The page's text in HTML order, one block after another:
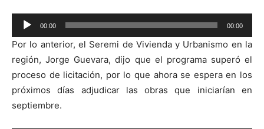
Reproductor
de
audio
00:00 00:00
Por lo anterior, el Seremi de Vivienda y Urbanismo en la
región, Jorge Guevara, dijo que el programa superó el
proceso de licitación, por lo que ahora se espera en los
próximos días adjudicar las obras que iniciarían en
septiembre.